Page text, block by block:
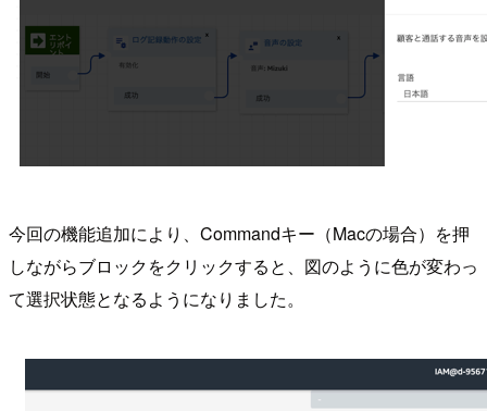
今回の機能追加により、Commandキー（Macの場合）を押
しながらブロックをクリックすると、図のように色が変わっ
て選択状態となるようになりました。